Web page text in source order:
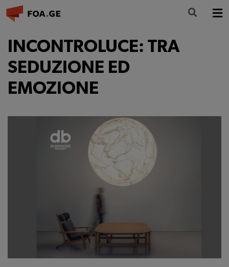
LA FONDAZIONE
FORMAZIONE
CULTURA
INCONTROLUCE: TRA
SEDUZIONE ED
EMOZIONE